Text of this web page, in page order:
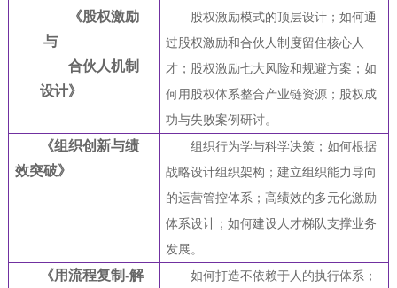
《股权激励
与
合伙人机制
设计》
股权激励模式的顶层设计；如何通
过股权激励和合伙人制度留住核心人
才；股权激励七大风险和规避方案；如
何用股权体系整合产业链资源；股权成
功与失败案例研讨。
《组织创新与绩
效突破》
组织行为学与科学决策；如何根据
战略设计组织架构；建立组织能力导向
的运营管控体系；高绩效的多元化激励
体系设计；如何建设人才梯队支撑业务
发展。
《用流程复制-解
如何打造不依赖于人的执行体系；